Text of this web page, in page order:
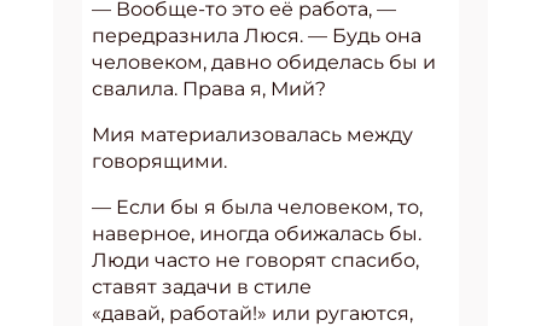
— Вообще-то это её работа, —
передразнила Люся. — Будь она
человеком, давно обиделась бы и
свалила. Права я, Мий?
Мия материализовалась между
говорящими.
— Если бы я была человеком, то,
наверное, иногда обижалась бы.
Люди часто не говорят спасибо,
ставят задачи в стиле
«давай, работай!» или ругаются,